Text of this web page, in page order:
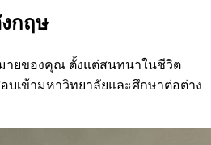
กฤษ
ายของคุณ ตั้งแต่สนทนาในชีวิต
บเข้ามหาวิทยาลัยและศึกษาต่อต่าง